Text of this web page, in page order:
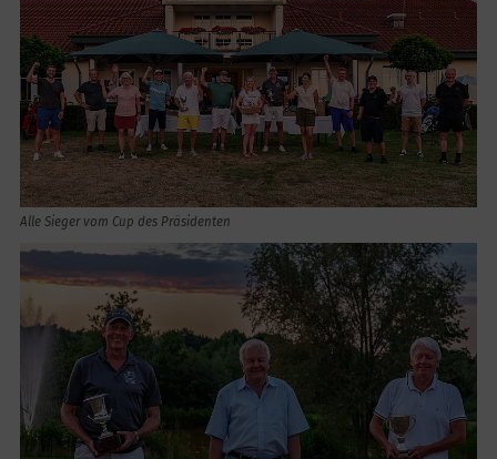
Alle Sieger vom Cup des Präsidenten